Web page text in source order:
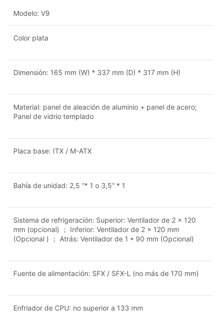
Modelo: V9
Color plata
Dimensión: 165 mm (W) * 337 mm (D) * 317 mm (H)
Material: panel de aleación de aluminio + panel de acero;
Panel de vidrio templado
Placa base: ITX / M-ATX
Bahía de unidad: 2,5 “* 1 o 3,5” * 1
Sistema de refrigeración: Superior: Ventilador de 2 × 120
mm (opcional) ； Inferior: Ventilador de 2 × 120 mm
(Opcional ) ； Atrás: Ventilador de 1 * 90 mm (Opcional)
Fuente de alimentación: SFX / SFX-L (no más de 170 mm)
Enfriador de CPU: no superior a 133 mm